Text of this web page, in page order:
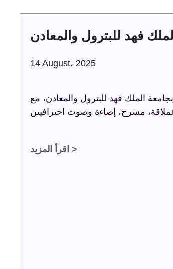
14 August، 2025
شركة ترفيه الشرقية تنظم حفل اليوبيل الذهبي لدفعة 74 بجامعة الملك فهد للبترول والمعادن، مع
اقرأ المزيد >